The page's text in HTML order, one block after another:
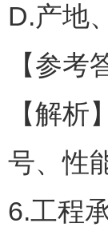
D.产地
【参考
【解
号、性
6.工程